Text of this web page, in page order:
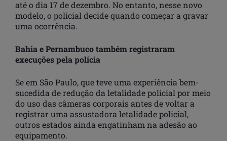
até o dia 17 de dezembro. No entanto, nesse novo
modelo, o policial decide quando começar a gravar
uma ocorrência.
Bahia e Pernambuco também registraram
execuções pela polícia
Se em São Paulo, que teve uma experiência bem-
sucedida de redução da letalidade policial por meio
do uso das câmeras corporais antes de voltar a
registrar uma assustadora letalidade policial,
outros estados ainda engatinham na adesão ao
equipamento.